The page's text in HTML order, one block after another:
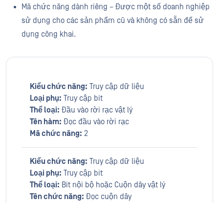
Mã chức năng dành riêng – Được một số doanh nghiệp
sử dụng cho các sản phẩm cũ và không có sẵn để sử
dụng công khai.
Kiểu chức năng: Truy cập dữ liệu
Loại phụ: Truy cập bit
Thể loại: Đầu vào rời rạc vật lý
Tên hàm: Đọc đầu vào rời rạc
Mã chức năng: 2
Kiểu chức năng: Truy cập dữ liệu
Loại phụ: Truy cập bit
Thể loại: Bit nội bộ hoặc Cuộn dây vật lý
Tên chức năng: Đọc cuộn dây